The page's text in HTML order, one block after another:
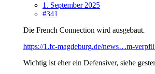
1. September 2025
#341
Die French Connection wird ausgebaut.
https://1.fc-magdeburg.de/news…m-
Wichtig ist eher ein Defensiver, siehe